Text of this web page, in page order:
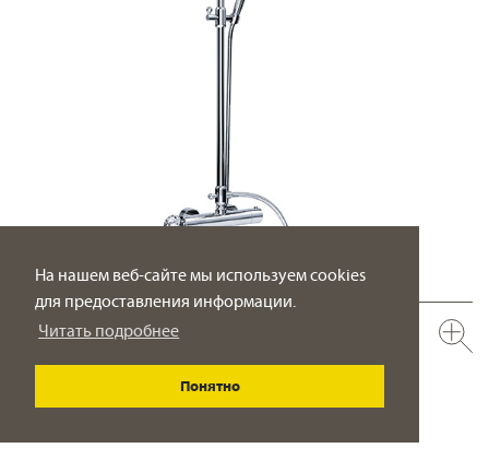
На нашем веб-сайте мы используем cookies
для предоставления информации.
Читать подробнее
Понятно
600.20.460.xxx-AA